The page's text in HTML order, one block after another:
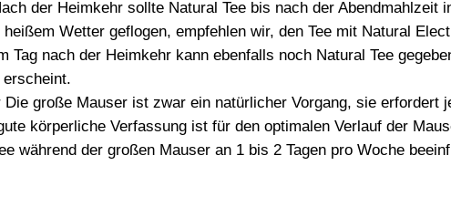
der Heimkehr sollte Natural Tee bis nach der Abendmahlzeit
heißem Wetter geflogen, empfehlen wir, den Tee mit Natural
Tag nach der Heimkehr kann ebenfalls noch Natural Tee
große Mauser ist zwar ein natürlicher Vorgang, sie erfordert
körperliche Verfassung ist für den optimalen Verlauf der
während der großen Mauser an 1 bis 2 Tagen pro Woche